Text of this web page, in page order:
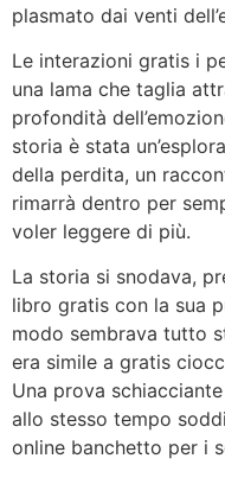
plasmato dai venti
Le interazioni gratis i
una lama che taglia
profondità
storia è stata
della perdita, un
rimarrà dentro per
voler leggere di più.
La storia si snodava,
libro gratis con la sua
modo sembrava tutto
era simile a gratis
Una prova
allo stesso tempo
online banchetto per i